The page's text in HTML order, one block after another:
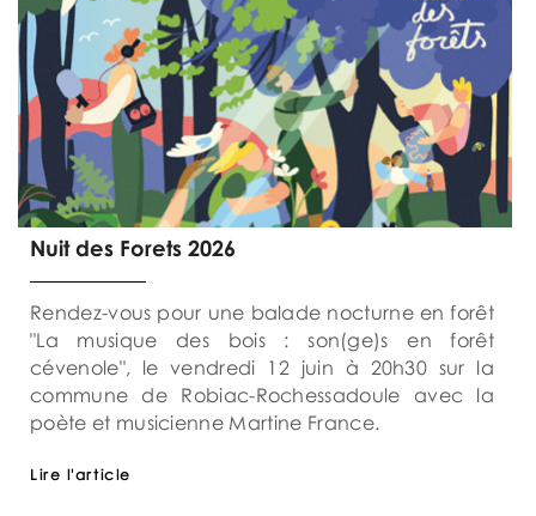
Nuit des Forets 2026
Rendez-vous pour une balade nocturne en forêt
"La musique des bois : son(ge)s en forêt
cévenole", le vendredi 12 juin à 20h30 sur la
commune de Robiac-Rochessadoule avec la
poète et musicienne Martine France.
Lire l'article